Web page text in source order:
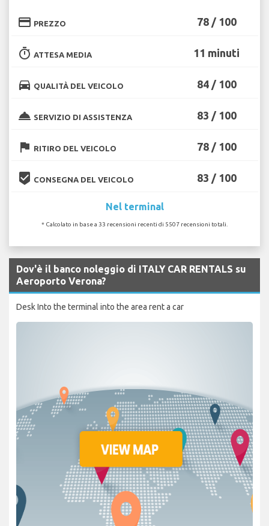
credit_card PREZZO 78 / 100
timer ATTESA MEDIA 11 minuti
directions_car QUALITÀ DEL VEICOLO 84 / 100
room_service SERVIZIO DI ASSISTENZA 83 / 100
flag RITIRO DEL VEICOLO 78 / 100
beenhere CONSEGNA DEL VEICOLO 83 / 100
Nel terminal
* Calcolato in base a 33 recensioni recenti di 5507 recensioni totali.
Dov'è il banco noleggio di ITALY CAR RENTALS su
Aeroporto Verona?
Desk Into the terminal into the area rent a car